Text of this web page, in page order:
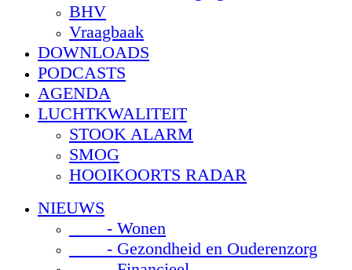
BHV
Vraagbaak
DOWNLOADS
PODCASTS
AGENDA
LUCHTKWALITEIT
STOOK ALARM
SMOG
HOOIKOORTS RADAR
NIEUWS
- Wonen
- Gezondheid en Ouderenzorg